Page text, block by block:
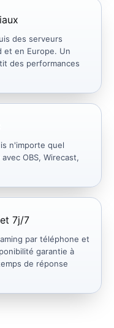
des serveurs
et en Europe. Un
des performances
n'importe quel
OBS, Wirecast,
7j/7
par téléphone et
garantie à
de réponse